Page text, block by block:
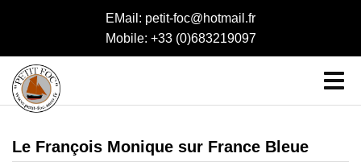
EMail: petit-foc@hotmail.fr
Mobile: +33 (0)683219097
Le François Monique sur France Bleue